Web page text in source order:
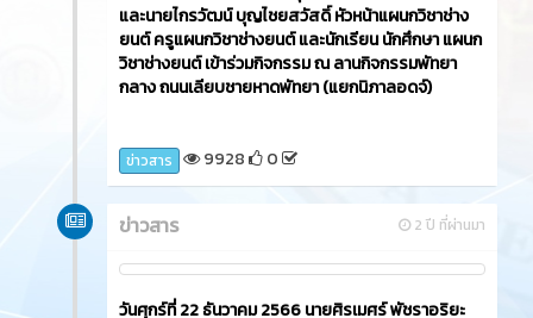
และนายไกรวัฒน์ บุญไชยสวัสดิ์ หัวหน้าแผนกวิชาช่าง
ยนต์ ครูแผนกวิชาช่างยนต์ และนักเรียน นักศึกษา แผนก
วิชาช่างยนต์ เข้าร่วมกิจกรรม ณ ลานกิจกรรมพัทยา
กลาง ถนนเลียบชายหาดพัทยา (แยกนิภาลอดจ์)
ข่าวสาร 9928 0
2 ปี ที่ผ่านมา
ข่าวสาร
วันศุกร์ที่ 22 ธันวาคม 2566​ นายศิรเมศร์ พัชราอริยะ